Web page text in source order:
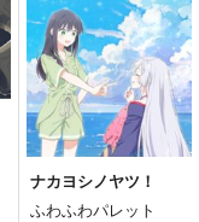
ナカヨシノヤツ！
ふわふわパレット